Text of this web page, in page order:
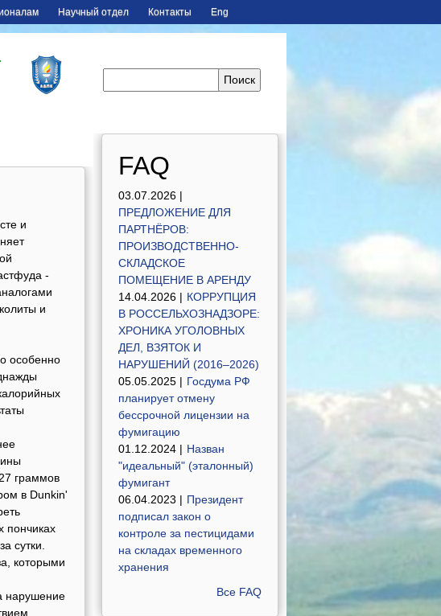
Научный отдел Контакты Eng
и
-
и
особенно
граммов
в Dunkin'
пончиках
сутки.
которыми
нарушение
FAQ
03.07.2026 |
ПРЕДЛОЖЕНИЕ ДЛЯ
ПАРТНЁРОВ:
ПРОИЗВОДСТВЕННО-
СКЛАДСКОЕ
ПОМЕЩЕНИЕ В АРЕНДУ
14.04.2026 | КОРРУПЦИЯ
В РОССЕЛЬХОЗНАДЗОРЕ:
ХРОНИКА УГОЛОВНЫХ
ДЕЛ, ВЗЯТОК И
НАРУШЕНИЙ (2016–2026)
05.05.2025 | Госдума РФ
планирует отмену
бессрочной лицензии на
фумигацию
01.12.2024 | Назван
"идеальный" (эталонный)
фумигант
06.04.2023 | Президент
подписал закон о
контроле за пестицидами
на складах временного
хранения
Все FAQ